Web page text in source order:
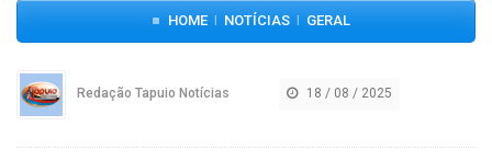
HOME NOTÍCIAS GERAL
Redação Tapuio Notícias 18 / 08 / 2025